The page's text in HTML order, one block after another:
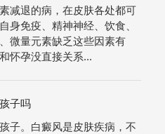
减退的病，在皮肤各处都可
身免疫、精神神经、饮食、
微量元素缺乏这些因素有
怀孕没直接关系...
子吗
子。白癜风是皮肤疾病，不